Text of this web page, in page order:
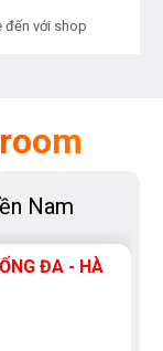
đến với shop
Nam
ĐA - HÀ